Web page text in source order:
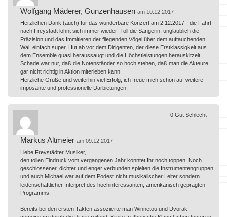
Wolfgang Mäderer, Gunzenhausen am 10.12.2017
Herzlichen Dank (auch) für das wunderbare Konzert am 2.12.2017 - die Fahrt
nach Freystadt lohnt sich immer wieder! Toll die Sängerin, unglaublich die
Präzision und das Immitieren der fliegenden Vögel über dem auftauchenden
Wal, einfach super. Hut ab vor dem Dirigenten, der diese Erstklassigkeit aus
dem Ensemble quasi heraussaugt und die Höchstleistungen herauskitzelt.
Schade war nur, daß die Notenständer so hoch stehen, daß man die Akteure
gar nicht richtig in Aktion miterleben kann.
Herzliche Grüße und weiterhin viel Erfolg, ich freue mich schon auf weitere
imposante und professionelle Darbietungen.
Markus Altmeier am 09.12.2017
Liebe Freystädter Musiker,
den tollen Eindruck vom vergangenen Jahr konntet Ihr noch toppen. Noch
geschlossener, dichter und enger verbunden spielten die Instrumentengruppen
und auch Michael war auf dem Podest nicht musikalischer Leiter sondern
leidenschaftlicher Interpret des hochinteressanten, amerikanisch geprägten
Programms.
Bereits bei den ersten Takten assoziierte man Winnetou und Dvorak
0 Gut Schlecht